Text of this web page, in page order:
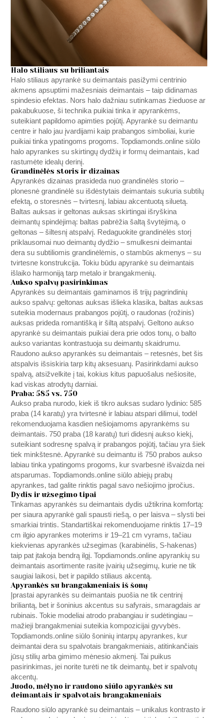
Halo stiliaus su briliantais
Halo stiliaus apyrankė su deimantais pasižymi centrinio
akmens apsuptimi mažesniais deimantais – taip didinamas
spindesio efektas. Nors halo dažniau sutinkamas žieduose ar
pakabukuose, ši technika puikiai tinka ir apyrankėms,
suteikiant papildomo apimties pojūtį. Apyrankė su deimantu
centre ir halo jau įvardijami kaip prabangos simboliai, kurie
puikiai tinka ypatingoms progoms.Topdiamonds.online siūlo
halo apyrankes su skirtingų dydžių ir formų deimantais, kad
rastumėte idealų derinį.
Grandinėlės storis ir dizainas
Apyrankės dizainas prasideda nuo grandinėlės storio –
plonesnė grandinėlė su išdėstytais deimantais sukuria subtilų
efektą, o storesnės – tvirtesnį, labiau akcentuotą siluetą.
Baltas auksas ir geltonas auksas skirtingai išryškina
deimantų spindėjimą: baltas pabrėžia šaltą švytėjimą, o
geltonas – šiltesnį atspalvį. Redaguokite grandinėlės storį
priklausomai nuo deimantų dydžio – smulkesni deimantai
dera su subtiliomis grandinėlėmis, o stambūs akmenys – su
tvirtesne konstrukcija. Tokiu būdu apyrankė su deimantais
išlaiko harmoniją tarp metalo ir brangakmenių.
Aukso spalvų pasirinkimas
Apyrankės su deimantais gaminamos iš trijų pagrindinių
aukso spalvų: geltonas auksas išlieka klasika, baltas auksas
suteikia modernaus prabangos pojūtį, o raudonas (rožinis)
auksas prideda romantišką ir šiltą atspalvį. Geltono aukso
apyrankė su deimantais puikiai dera prie odos tonų, o balto
aukso variantas kontrastuoja su deimantų skaidrumu.
Raudono aukso apyrankės su deimantais – retesnės, bet šis
atspalvis išsiskiria tarp kitų aksesuarų. Pasirinkdami aukso
spalvą, atsižvelkite į tai, kokius kitus papuošalus nešiosite,
kad viskas atrodytų darniai.
Praba: 585 vs. 750
Aukso praba nurodo, kiek iš tikro auksas sudaro lydinio: 585
praba (14 karatų) yra tvirtesnė ir labiau atspari dilimui, todėl
rekomenduojama kasdien nešiojamoms apyrankėms su
deimantais. 750 praba (18 karatų) turi didesnį aukso kiekį,
suteikiant sodresnę spalvą ir prabangos pojūtį, tačiau yra šiek
tiek minkštesnė. Apyrankė su deimantu iš 750 prabos aukso
labiau tinka ypatingoms progoms, kur svarbesnė išvaizda nei
atsparumas.Topdiamonds.online siūlo abiejų prabų
apyrankes, tad galite rinktis pagal savo nešiojimo įpročius.
Dydis ir užsegimo tipai
Tinkamas apyrankės su deimantais dydis užtikrina komfortą:
per siaura apyrankė gali spausti riešą, o per laisva – slysti bei
smarkiai trintis. Standartiškai rekomenduojame rinktis 17–19
cm ilgio apyrankes moterims ir 19–21 cm vyrams, tačiau
kiekvienas apyrankės užsegimas (karabinėlis, S-hakenas)
taip pat įtakoja bendrą ilgį.Topdiamonds.online apyrankių su
deimantais asortimente rasite įvairių užsegimų, kurie ne tik
saugiai laikosi, bet ir papildo stiliaus akcentą.
Apyrankės su brangakmeniais iš šonų
Įprastai apyrankės su deimantais puošia ne tik centrinį
briliantą, bet ir šoninius akcentus su safyrais, smaragdais ar
rubinais. Tokie modeliai atrodo prabangiau ir sudėtingiau –
mažieji brangakmeniai suteikia kompozicijai gyvybės.
Topdiamonds.online siūlo šoninių intarpų apyrankes, kur
deimantai dera su spalvotais brangakmeniais, atitinkančiais
jūsų stilių arba gimimo mėnesio akmenį. Tai puikus
pasirinkimas, jei norite turėti ne tik deimantų, bet ir spalvotų
akcentų.
Juodo, mėlyno ir raudono siūlo apyrankės su
deimantais ir spalvotais brangakmeniais
Raudono siūlo apyrankė su deimantais – unikalus kontrasto ir